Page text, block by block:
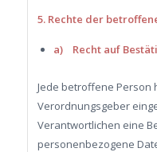
5. Rechte der
a) Recht auf
Jede betroffene Person
Verordnungsgeber
Verantwortlichen eine
personenbezogene